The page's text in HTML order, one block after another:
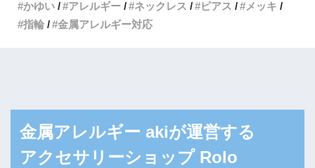
かゆい
アレルギー ネックレス ピアス
メッキ
指輪
金属アレルギー対応
金属アレルギー akiが運営する
アクセサリーショップ Rolo